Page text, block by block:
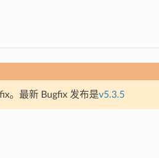
。最新 Bugfix 发布是v5.3.5